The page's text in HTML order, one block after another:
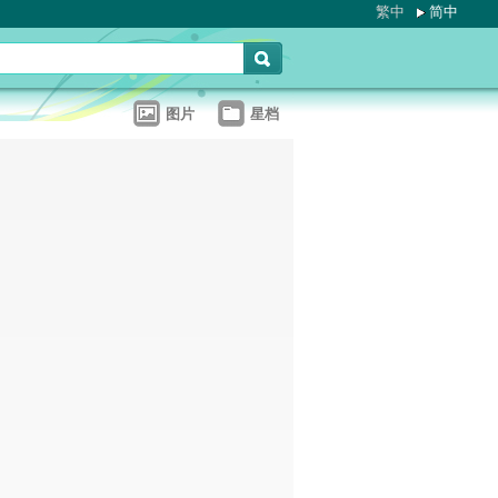
繁中 简中
图片 星档